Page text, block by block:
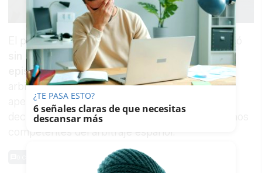
El partido se reanudó posteriormente y concluyó
sin nuevos incidentes relacionados con este
episodio.La inclusión de lo ocurrido en el acta
arbitral podría dar lugar a una sanción o a la
apertura de un expediente disciplinario, una
decisión que corresponderá adoptar a los órganos
competentes del arbitraje español.
¿TE PASA ESTO?
6 señales claras de que necesitas
descansar más